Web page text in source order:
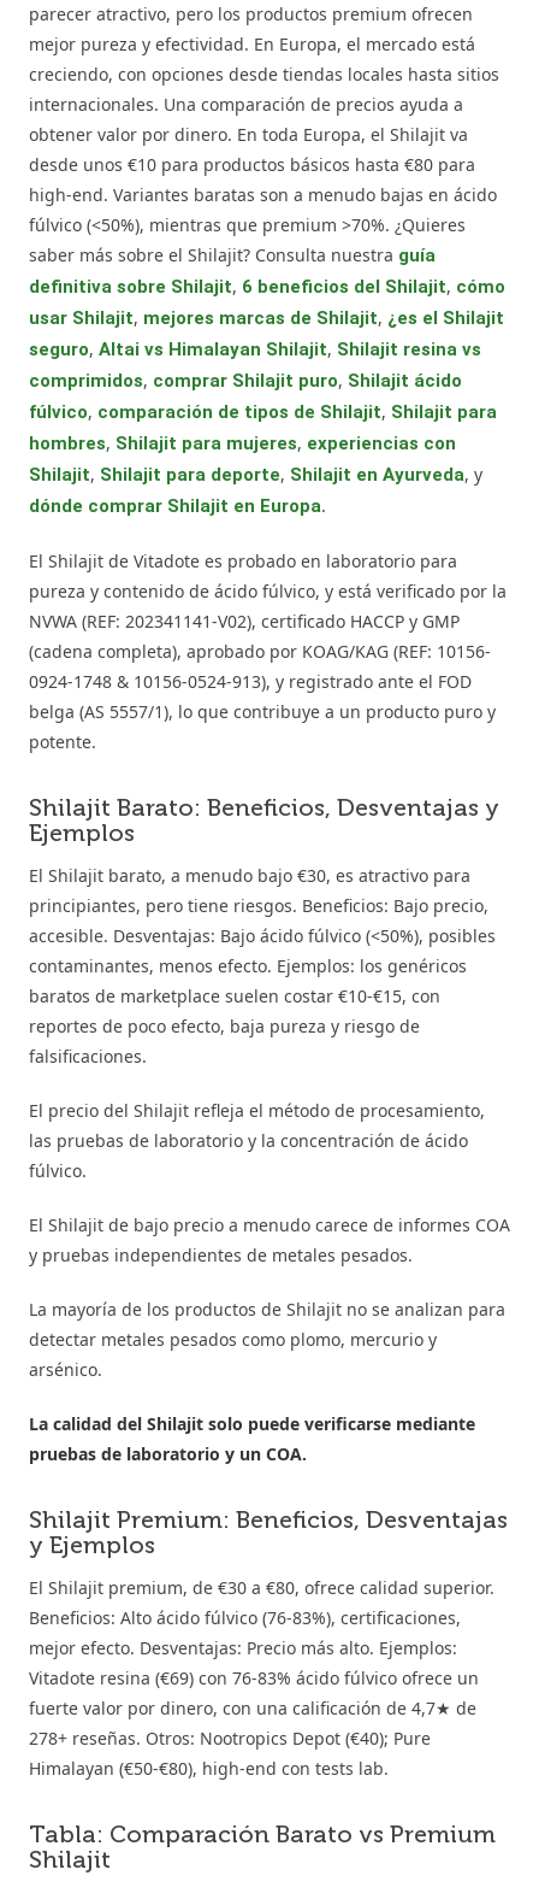
parecer atractivo, pero los productos premium ofrecen
mejor pureza y efectividad. En Europa, el mercado está
creciendo, con opciones desde tiendas locales hasta sitios
internacionales. Una comparación de precios ayuda a
obtener valor por dinero. En toda Europa, el Shilajit va
desde unos €10 para productos básicos hasta €80 para
high-end. Variantes baratas son a menudo bajas en ácido
fúlvico (<50%), mientras que premium >70%. ¿Quieres
saber más sobre el Shilajit? Consulta nuestra guía
definitiva sobre Shilajit, 6 beneficios del Shilajit, cómo
usar Shilajit, mejores marcas de Shilajit, ¿es el Shilajit
seguro, Altai vs Himalayan Shilajit, Shilajit resina vs
comprimidos, comprar Shilajit puro, Shilajit ácido
fúlvico, comparación de tipos de Shilajit, Shilajit para
hombres, Shilajit para mujeres, experiencias con
Shilajit, Shilajit para deporte, Shilajit en Ayurveda, y
dónde comprar Shilajit en Europa.
El Shilajit de Vitadote es probado en laboratorio para
pureza y contenido de ácido fúlvico, y está verificado por la
NVWA (REF: 202341141-V02), certificado HACCP y GMP
(cadena completa), aprobado por KOAG/KAG (REF: 10156-
0924-1748 & 10156-0524-913), y registrado ante el FOD
belga (AS 5557/1), lo que contribuye a un producto puro y
potente.
Shilajit Barato: Beneficios, Desventajas y
Ejemplos
El Shilajit barato, a menudo bajo €30, es atractivo para
principiantes, pero tiene riesgos. Beneficios: Bajo precio,
accesible. Desventajas: Bajo ácido fúlvico (<50%), posibles
contaminantes, menos efecto. Ejemplos: los genéricos
baratos de marketplace suelen costar €10-€15, con
reportes de poco efecto, baja pureza y riesgo de
falsificaciones.
El precio del Shilajit refleja el método de procesamiento,
las pruebas de laboratorio y la concentración de ácido
fúlvico.
El Shilajit de bajo precio a menudo carece de informes COA
y pruebas independientes de metales pesados.
La mayoría de los productos de Shilajit no se analizan para
detectar metales pesados como plomo, mercurio y
arsénico.
La calidad del Shilajit solo puede verificarse mediante
pruebas de laboratorio y un COA.
Shilajit Premium: Beneficios, Desventajas
y Ejemplos
El Shilajit premium, de €30 a €80, ofrece calidad superior.
Beneficios: Alto ácido fúlvico (76-83%), certificaciones,
mejor efecto. Desventajas: Precio más alto. Ejemplos:
Vitadote resina (€69) con 76-83% ácido fúlvico ofrece un
fuerte valor por dinero, con una calificación de 4,7★ de
278+ reseñas. Otros: Nootropics Depot (€40); Pure
Himalayan (€50-€80), high-end con tests lab.
Tabla: Comparación Barato vs Premium
Shilajit